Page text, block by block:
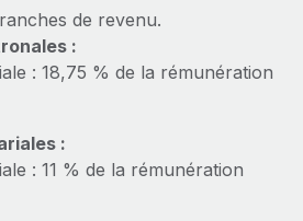
de revenu.
:
: 18,75 % de la rémunération
:
: 11 % de la rémunération